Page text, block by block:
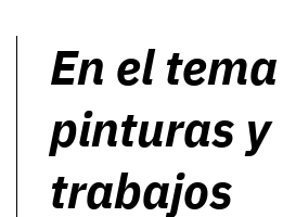
En el
pinturas y
trabajos